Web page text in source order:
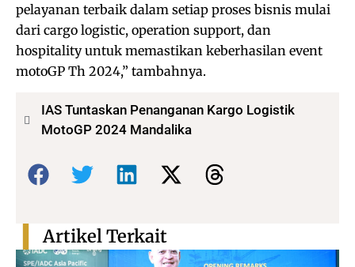
pelayanan terbaik dalam setiap proses bisnis mulai
dari cargo logistic, operation support, dan
hospitality untuk memastikan keberhasilan event
motoGP Th 2024,” tambahnya.
IAS Tuntaskan Penanganan Kargo Logistik
MotoGP 2024 Mandalika
Bagikan:
Artikel Terkait